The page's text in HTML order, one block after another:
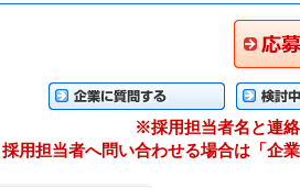
応募画面
企業に質問する 検検討中
※採用担当者名と連絡
採用担当者へ問い合わせる場合は「企